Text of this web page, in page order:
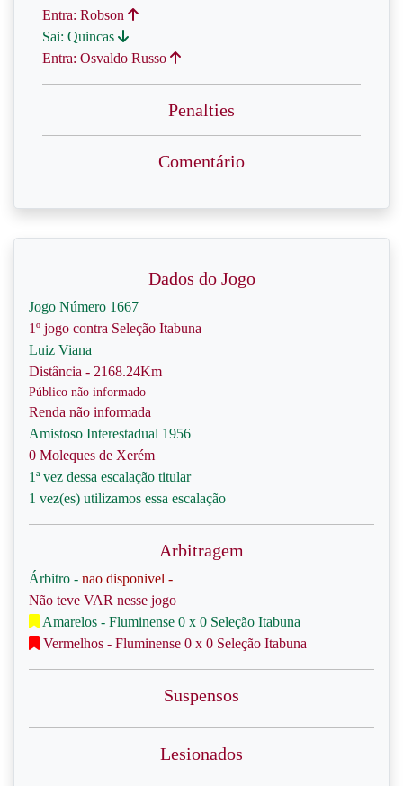
Entra: Robson
Sai: Quincas
Entra: Osvaldo Russo
Penalties
Comentário
Dados do Jogo
Jogo Número 1667
1º jogo contra Seleção Itabuna
Luiz Viana
Distância - 2168.24Km
Público não informado
Renda não informada
Amistoso Interestadual 1956
0 Moleques de Xerém
1ª vez dessa escalação titular
1 vez(es) utilizamos essa escalação
Arbitragem
Árbitro - nao disponivel -
Não teve VAR nesse jogo
Amarelos - Fluminense 0 x 0 Seleção Itabuna
Vermelhos - Fluminense 0 x 0 Seleção Itabuna
Suspensos
Lesionados